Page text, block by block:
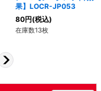
果】LOCR-JP053
80円(税込)
在庫数13枚